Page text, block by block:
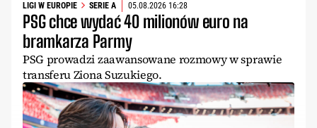
LIGI W EUROPIE SERIE A 05.08.2026 16:28
PSG chce wydać 40 milionów euro na
bramkarza Parmy
PSG prowadzi zaawansowane rozmowy w sprawie
transferu Ziona Suzukiego.